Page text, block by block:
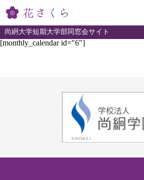
尚絅大学短期大学部同窓会サイト
[monthly_calendar id="6"]